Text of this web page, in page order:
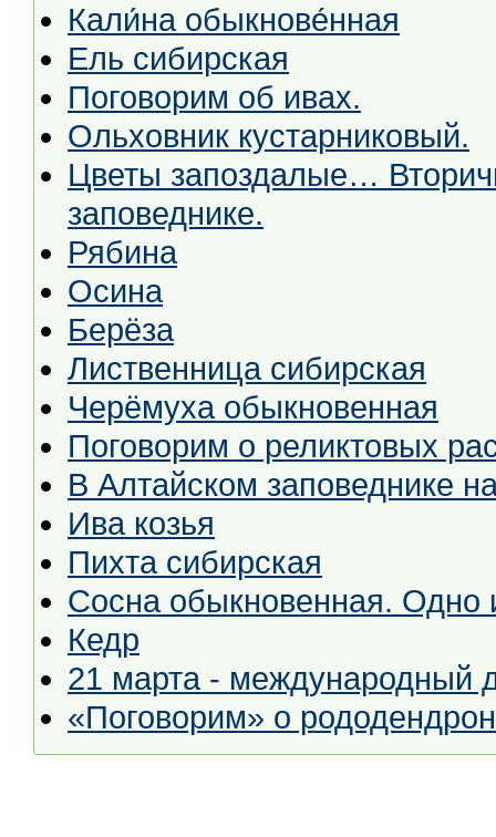
Кали́на обыкнове́нная
Ель сибирская
Поговорим об ивах.
Ольховник кустарниковый.
Цветы запоздалые…
заповеднике.
Рябина
Осина
Берёза
Лиственница сибирская
Черёмуха обыкновенная
Поговорим о реликтовых
В Алтайском заповеднике
Ива козья
Пихта сибирская
Сосна обыкновенная. Одно
Кедр
21 марта - международный
«Поговорим» о